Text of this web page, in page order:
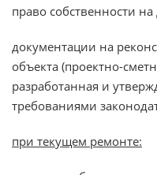
право собственности
документации на
объекта (проектно-
разработанная и
требованиями
при текущем ремонте: